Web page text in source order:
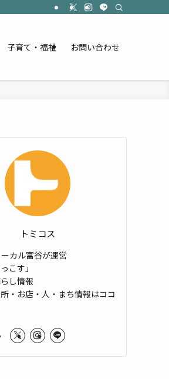
子育て・福祉 お問い合わせ
トミコス
カル富谷が運営
こす」
し情報
・お店・人・まち情報はココ